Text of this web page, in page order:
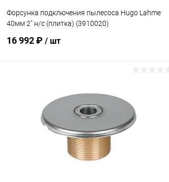
Форсунка подключения пылесоса Hugo Lahme
40мм 2" н/с (плитка) (3910020)
16 992 ₽ / шт
В избранное
К сравнению Под заказ